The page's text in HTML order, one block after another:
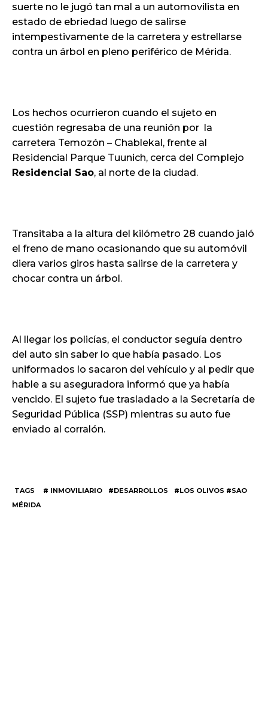
suerte no le jugó tan mal a un automovilista en
estado de ebriedad luego de salirse
intempestivamente de la carretera y estrellarse
contra un árbol en pleno periférico de Mérida.
Los hechos ocurrieron cuando el sujeto en
cuestión regresaba de una reunión por la
carretera Temozón – Chablekal, frente al
Residencial Parque Tuunich, cerca del Complejo
Residencial Sao, al norte de la ciudad.
Transitaba a la altura del kilómetro 28 cuando jaló
el freno de mano ocasionando que su automóvil
diera varios giros hasta salirse de la carretera y
chocar contra un árbol.
Al llegar los policías, el conductor seguía dentro
del auto sin saber lo que había pasado. Los
uniformados lo sacaron del vehículo y al pedir que
hable a su aseguradora informó que ya había
vencido. El sujeto fue trasladado a la Secretaría de
Seguridad Pública (SSP) mientras su auto fue
enviado al corralón.
TAGS # INMOVILIARIO #DESARROLLOS
#LOS OLIVOS #SAO
MÉRIDA